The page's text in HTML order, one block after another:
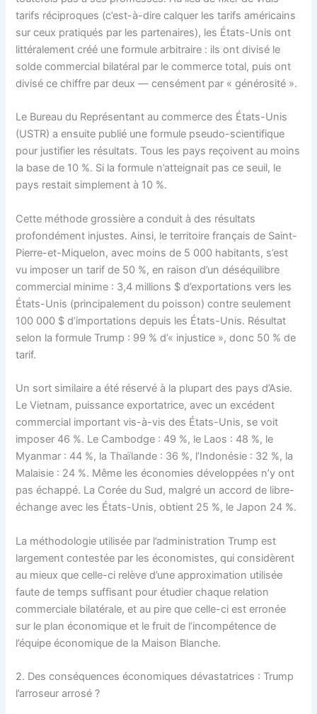
tarifs réciproques (c’est-à-dire calquer les tarifs américains
sur ceux pratiqués par les partenaires), les États-Unis ont
littéralement créé une formule arbitraire : ils ont divisé le
solde commercial bilatéral par le commerce total, puis ont
divisé ce chiffre par deux — censément par « générosité ».
Le Bureau du Représentant au commerce des États-Unis
(USTR) a ensuite publié une formule pseudo-scientifique
pour justifier les résultats. Tous les pays reçoivent au moins
la base de 10 %. Si la formule n’atteignait pas ce seuil, le
pays restait simplement à 10 %.
Cette méthode grossière a conduit à des résultats
profondément injustes. Ainsi, le territoire français de Saint-
Pierre-et-Miquelon, avec moins de 5 000 habitants, s’est
vu imposer un tarif de 50 %, en raison d’un déséquilibre
commercial minime : 3,4 millions $ d’exportations vers les
États-Unis (principalement du poisson) contre seulement
100 000 $ d’importations depuis les États-Unis. Résultat
selon la formule Trump : 99 % d’« injustice », donc 50 % de
tarif.
Un sort similaire a été réservé à la plupart des pays d’Asie.
Le Vietnam, puissance exportatrice, avec un excédent
commercial important vis-à-vis des États-Unis, se voit
imposer 46 %. Le Cambodge : 49 %, le Laos : 48 %, le
Myanmar : 44 %, la Thaïlande : 36 %, l’Indonésie : 32 %, la
Malaisie : 24 %. Même les économies développées n’y ont
pas échappé. La Corée du Sud, malgré un accord de libre-
échange avec les États-Unis, obtient 25 %, le Japon 24 %.
La méthodologie utilisée par l’administration Trump est
largement contestée par les économistes, qui considèrent
au mieux que celle-ci relève d’une approximation utilisée
faute de temps suffisant pour étudier chaque relation
commerciale bilatérale, et au pire que celle-ci est erronée
sur le plan économique et le fruit de l’incompétence de
l’équipe économique de la Maison Blanche.
2. Des conséquences économiques dévastatrices : Trump
l’arroseur arrosé ?